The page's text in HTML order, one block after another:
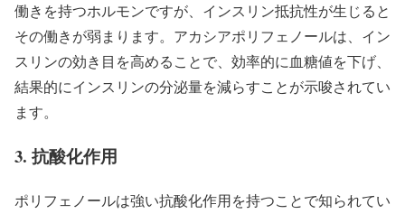
働きを持つホルモンですが、インスリン抵抗性が生じると
その働きが弱まります。アカシアポリフェノールは、イン
スリンの効き目を高めることで、効率的に血糖値を下げ、
結果的にインスリンの分泌量を減らすことが示唆されてい
ます。
3. 抗酸化作用
ポリフェノールは強い抗酸化作用を持つことで知られてい